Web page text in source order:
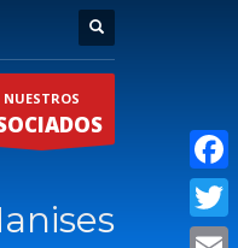
NUESTROS
Twitter